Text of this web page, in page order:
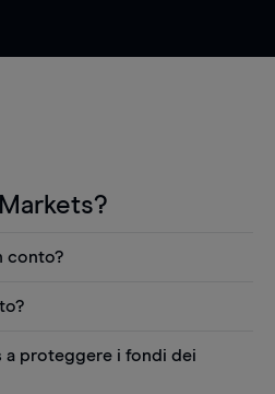
conto?
i prezzi e
grafici, notizie Reuters
titoli azionari di
federale tedesca di
a proteggere i fondi dei